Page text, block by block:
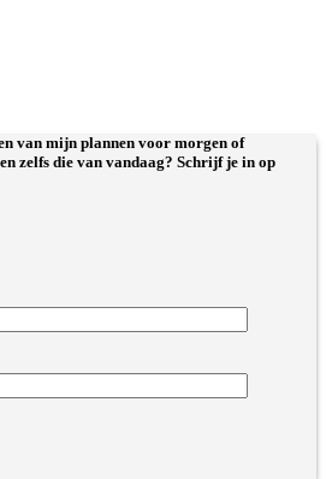
van mijn plannen voor morgen of
zelfs die van vandaag? Schrijf je in op